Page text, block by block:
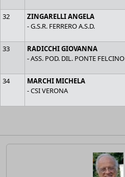
32
ZINGARELLI ANGELA
- G.S.R. FERRERO A.S.D.
33
RADICCHI GIOVANNA
- ASS. POD. DIL. PONTE FELCINO
34
MARCHI MICHELA
- CSI VERONA